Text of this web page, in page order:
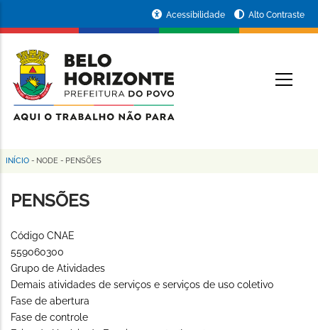
conteúdo
principal
da
Prefeitura
de
Horizonte
Acessibilidade Alto Contraste
Trilha
de
INÍCIO - NODE - PENSÕES
PENSÕES
Código CNAE
559060300
Grupo de Atividades
Demais atividades de serviços e serviços de uso coletivo
Fase de abertura
Fase de controle